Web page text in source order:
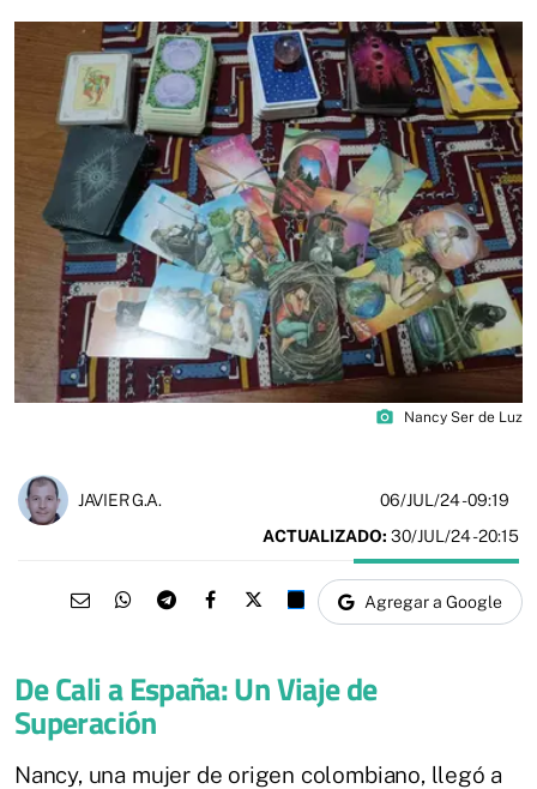
photo_camera Nancy Ser de Luz
JAVIER G.A. 06/JUL/24- 09:19
ACTUALIZADO: 30/JUL/24 - 20:15
Agregar a Google
De Cali a España: Un Viaje de
Superación
Nancy, una mujer de origen colombiano, llegó a